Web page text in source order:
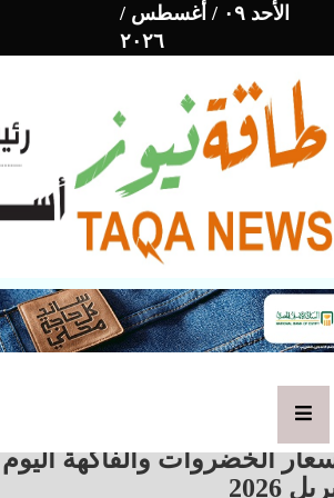
الأحد ٠٩ / أغسطس /
٢٠٢٦
2026